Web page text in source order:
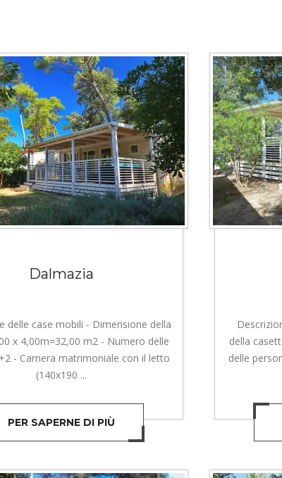
Dalmazia
delle case mobili - Dimensione della
x 4,00m=32,00 m2 - Numero delle
- Camera matrimoniale con il letto
(140x190 ...
PER SAPERNE DI PIÙ
della
delle